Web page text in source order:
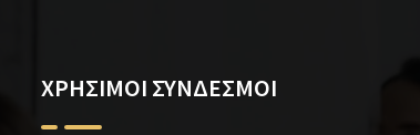
ΧΡΗΣΙΜΟΙ ΣΥΝΔΕΣΜΟΙ